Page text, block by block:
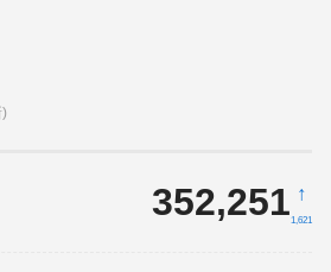
352,251 ↑
1,621